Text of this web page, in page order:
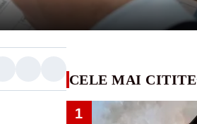
CELE MAI CITITE
1